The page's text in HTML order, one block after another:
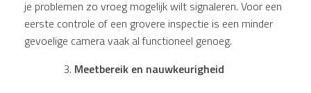
je problemen zo vroeg mogelijk wilt signaleren. Voor een
eerste controle of een grovere inspectie is een minder
gevoelige camera vaak al functioneel genoeg.
Meetbereik en nauwkeurigheid